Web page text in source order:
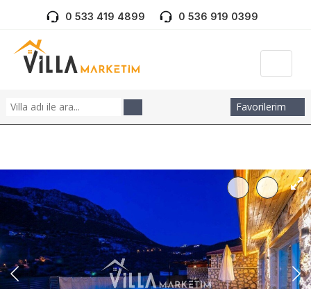
0 533 419 4899 0 536 919 0399
Favorilerim